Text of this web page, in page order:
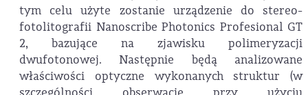
tym celu użyte zostanie urządzenie do stereo-
fotolitografii Nanoscribe Photonics Profesional GT
2, bazujące na zjawisku polimeryzacji
dwufotonowej. Następnie będą analizowane
właściwości optyczne wykonanych struktur (w